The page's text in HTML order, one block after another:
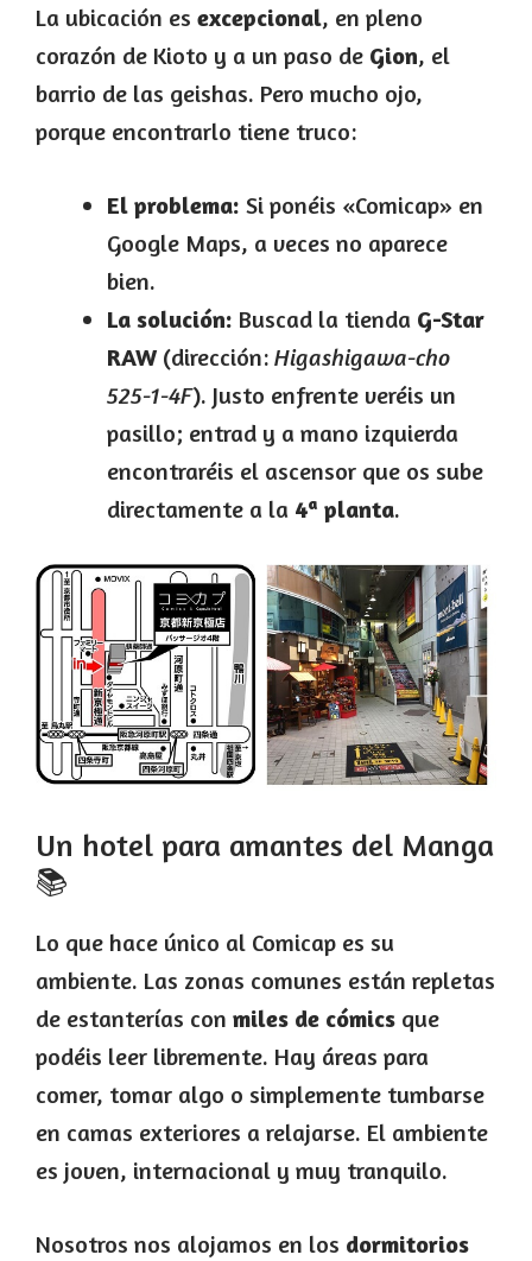
La ubicación es excepcional, en pleno
corazón de Kioto y a un paso de Gion, el
barrio de las geishas. Pero mucho ojo,
porque encontrarlo tiene truco:
El problema: Si ponéis «Comicap» en
Google Maps, a veces no aparece
bien.
La solución: Buscad la tienda G-Star
RAW (dirección: Higashigawa-cho
525-1-4F). Justo enfrente veréis un
pasillo; entrad y a mano izquierda
encontraréis el ascensor que os sube
directamente a la 4ª planta.
Un hotel para amantes del Manga
📚
Lo que hace único al Comicap es su
ambiente. Las zonas comunes están repletas
de estanterías con miles de cómics que
podéis leer libremente. Hay áreas para
comer, tomar algo o simplemente tumbarse
en camas exteriores a relajarse. El ambiente
es joven, internacional y muy tranquilo.
Nosotros nos alojamos en los dormitorios